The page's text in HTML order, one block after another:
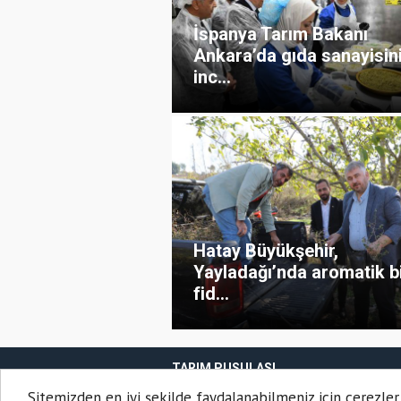
İspanya Tarım Bakanı
Ankara’da gıda
inc...
Hatay Büyükşehir,
Yayladağı’nda aromatik
fid...
TARIM PUSULASI